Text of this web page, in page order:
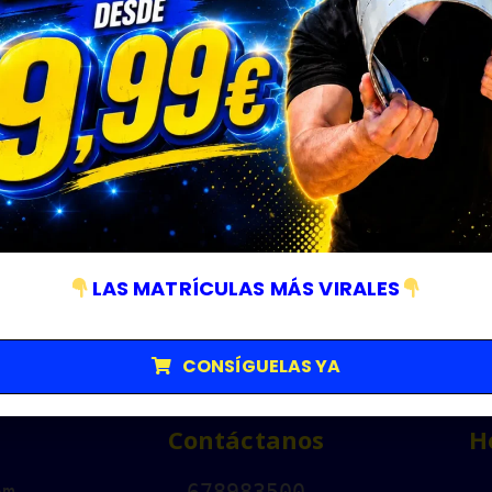
Limpia Salpicadero [Flip Detail]
€
CARRITO
LIMPIEZA,EXTERIOR
Eliminador de Insectos [Flip Detail]
12,95€
AÑADIR AL CARRITO
Contáctanos
LAS MATRÍCULAS MÁS VIRALES
CONSÍGUELAS YA